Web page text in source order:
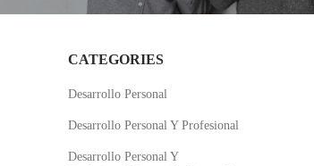
CATEGORIES
Desarrollo Personal
Desarrollo Personal Y Profesional
Desarrollo Personal Y